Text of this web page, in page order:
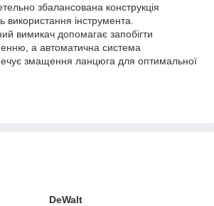
збалансована конструкція
використання інструмента.
вимикач допомагає запобігти
а автоматична система
змащення ланцюга для оптимальної
DeWalt